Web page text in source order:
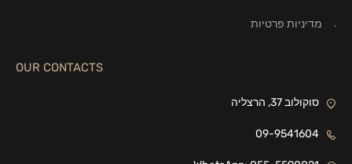
מדיניות פרטיות
OUR CONTACTS
סוקולוב 37, הרצליה
09-9541604